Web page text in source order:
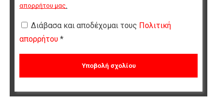
απορρήτου μας
Διάβασα και αποδέχομαι τους Πολιτική
απορρήτου *